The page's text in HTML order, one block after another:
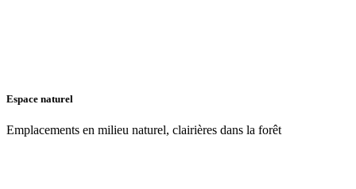
Espace naturel
Emplacements en milieu naturel, clairières dans la forêt